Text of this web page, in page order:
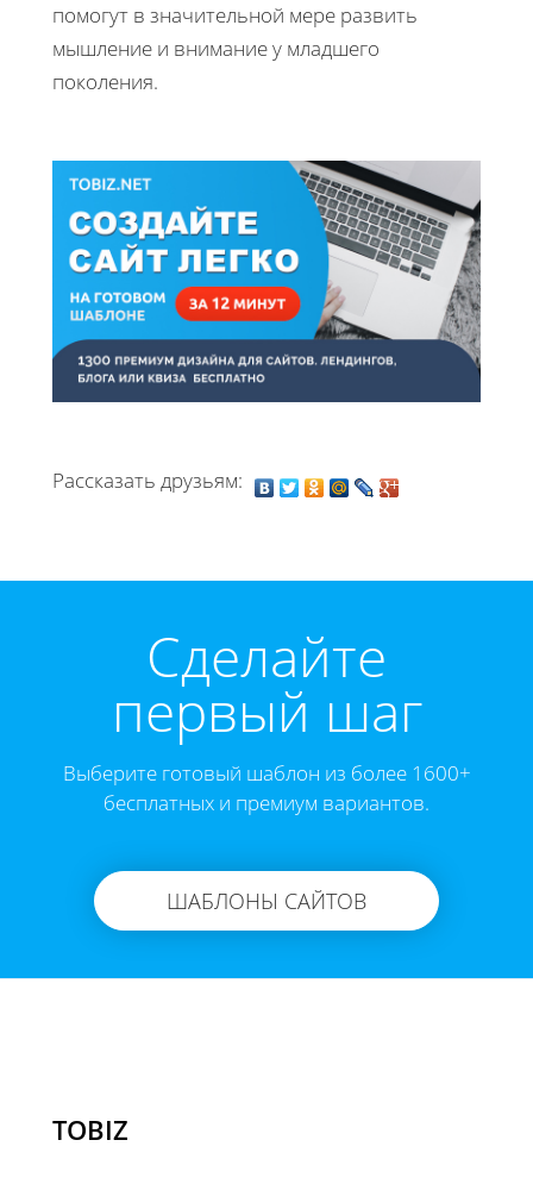
помогут в значительной мере развить
мышление и внимание у младшего
поколения.
Рассказать друзьям:
Cделайте
первый шаг
Выберите готовый шаблон из более 1600+
бесплатных и премиум вариантов.
ШАБЛОНЫ САЙТОВ
TOBIZ